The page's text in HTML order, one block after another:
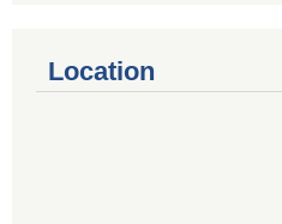
Location